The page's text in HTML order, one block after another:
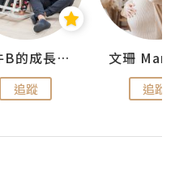
和牛B的成長日記
追蹤
文珊
追蹤